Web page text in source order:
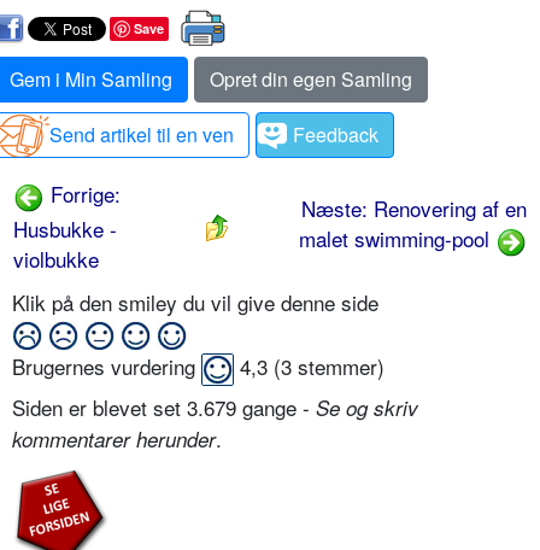
Save
Gem i Min Samling
Opret din egen Samling
Send artikel til en ven
Feedback
Forrige:
Husbukke -
violbukke
Næste: Renovering af en
malet swimming-pool
Klik på den smiley du vil give denne side
Brugernes vurdering 4,3 (3 stemmer)
Siden er blevet set 3.679 gange - Se og skriv
kommentarer herunder.